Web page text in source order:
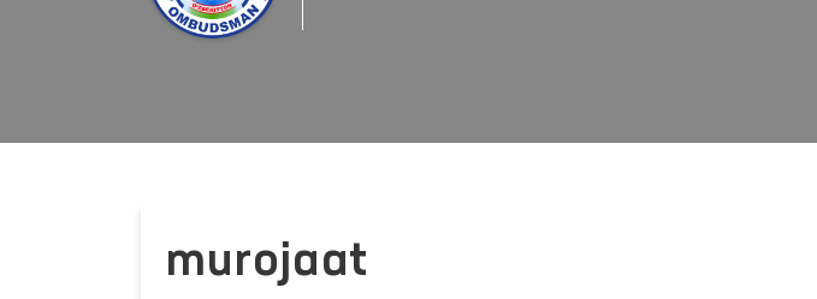
murojaat